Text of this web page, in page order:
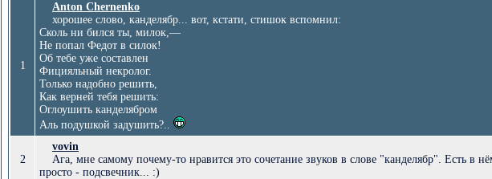
1
Anton Chernenko
хорошее слово, канделябр... вот, кстати, стишок вспомнил:
Сколь ни бился ты, милок,—
Не попал Федот в силок!
Об тебе уже составлен
Фицияльный некролог.
Только надобно решить,
Как верней тебя решить:
Оглоушить канделябром
Аль подушкой задушить?..
2
vovin
Ага, мне самому почему-то нравится это сочетание звуков в слове "канделябр". Есть в
просто - подсвечник... :)